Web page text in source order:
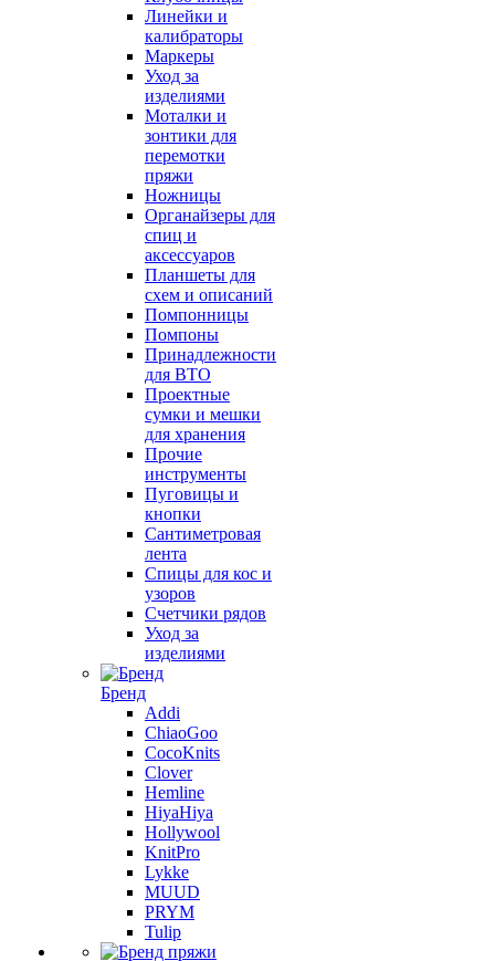
Линейки и
калибраторы
Маркеры
Уход за
изделиями
Моталки и
зонтики для
перемотки
пряжи
Ножницы
Органайзеры для
спиц и
аксессуаров
Планшеты для
схем и описаний
Помпонницы
Помпоны
Принадлежности
для ВТО
Проектные
сумки и мешки
для хранения
Прочие
инструменты
Пуговицы и
кнопки
Сантиметровая
лента
Спицы для кос и
узоров
Счетчики рядов
Уход за
изделиями
Бренд
Addi
ChiaoGoo
CocoKnits
Clover
Hemline
HiyaHiya
Hollywool
KnitPro
Lykke
MUUD
PRYM
Tulip